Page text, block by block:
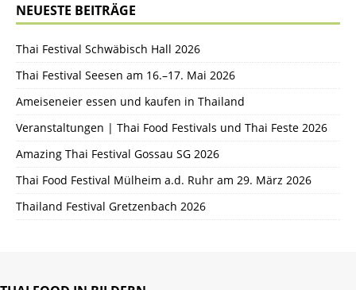
NEUESTE BEITRÄGE
Thai Festival Schwäbisch Hall 2026
Thai Festival Seesen am 16.–17. Mai 2026
Ameiseneier essen und kaufen in Thailand
Veranstaltungen | Thai Food Festivals und Thai Feste 2026
Amazing Thai Festival Gossau SG 2026
Thai Food Festival Mülheim a.d. Ruhr am 29. März 2026
Thailand Festival Gretzenbach 2026